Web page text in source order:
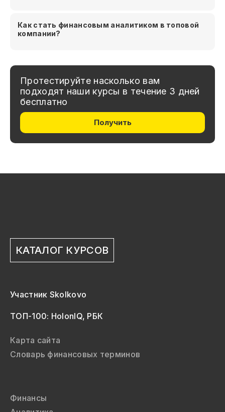
Как стать финансовым аналитиком в топовой
компании?
Протестируйте насколько вам
подходят наши курсы в течение 3 дней
бесплатно
Получить
КАТАЛОГ КУРСОВ
Участник Skolkovo
ТОП-100: HolonIQ, РБК
Карта сайта
Словарь финансовых терминов
Финансы